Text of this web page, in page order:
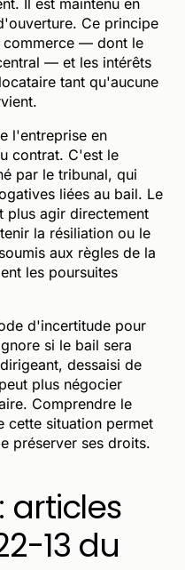
Ce principe
commerce — dont le
— et les intérêts
tant qu'aucune
l'entreprise en
contrat. C'est le
par le tribunal, qui
liées au bail. Le
plus agir directement
la résiliation ou le
aux règles de la
les poursuites
d'incertitude pour
si le bail sera
dessaisi de
plus négocier
Comprendre le
cette situation permet
préserver ses droits.
articles
13 du